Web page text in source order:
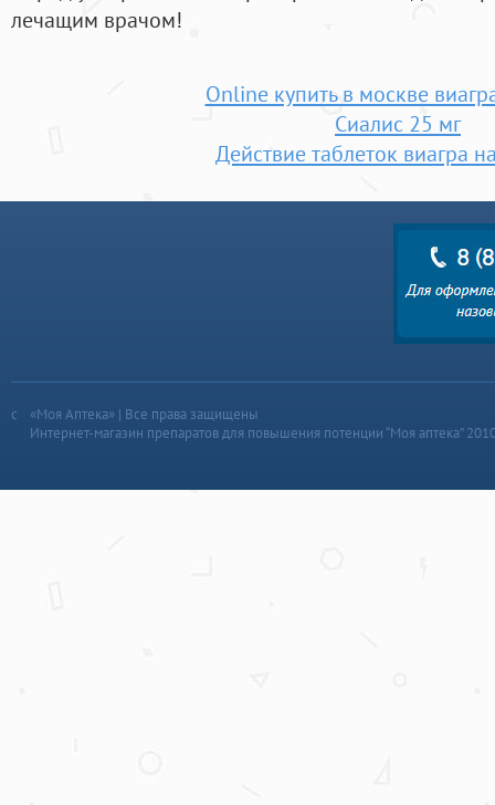
лечащим врачом!
Online купить в москве
Сиалис 25 мг
Действие таблеток виагра
«Моя Аптека» | Все права защищены
Интернет-магазин препаратов для повышения потенции “Моя аптека”